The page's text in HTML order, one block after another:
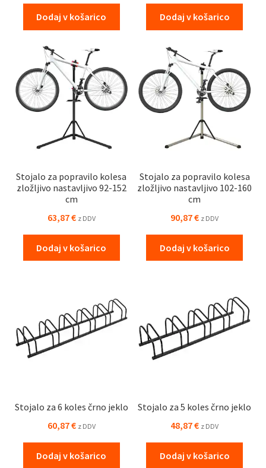
Dodaj v košarico Dodaj v košarico
Stojalo za popravilo kolesa
zložljivo nastavljivo 92-152
cm
63,87€ z DDV
Dodaj v košarico
Stojalo za popravilo kolesa
zložljivo nastavljivo 102-160
cm
90,87€ z DDV
Dodaj v košarico
Stojalo za 6 koles črno jeklo
60,87€ z DDV
Dodaj v košarico
Stojalo za 5 koles črno jeklo
48,87€ z DDV
Dodaj v košarico